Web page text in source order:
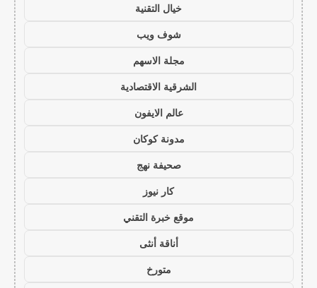
خيال التقنية
شوف ويب
مجلة الاسهم
الشرقية الاقتصادية
عالم الايفون
مدونة كوكان
صحيفة نهج
كار نيوز
موقع خبرة التقني
أناقة أنثى
متورخ